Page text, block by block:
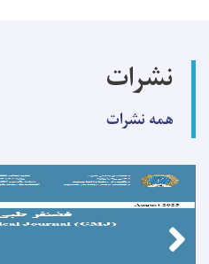
نشرات
همه نشرات